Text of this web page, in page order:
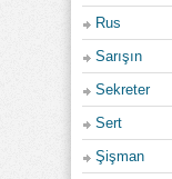
Rus
Sarışın
Sekreter
Sert
Şişman